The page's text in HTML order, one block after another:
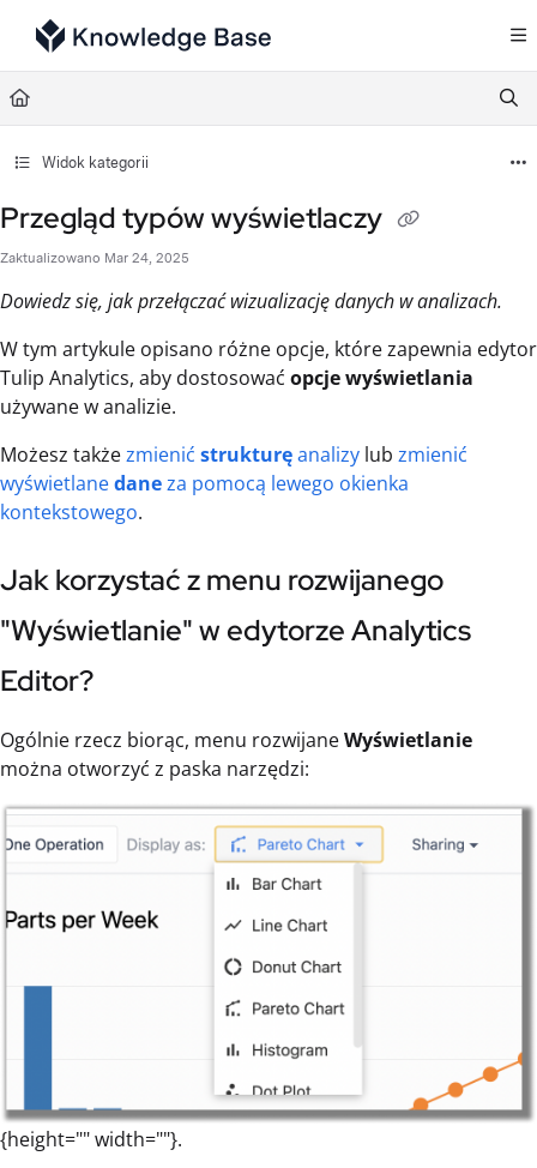
Documentation Index
Fetch the complete documentation index at:
Use this file to discover all available pages before exploring further.
Widok kategorii
Przegląd typów wyświetlaczy
Zaktualizowano Mar 24, 2025
Dowiedz się, jak przełączać wizualizację danych w analizach.
W tym artykule opisano różne opcje, które zapewnia edytor
Tulip Analytics, aby dostosować opcje wyświetlania
używane w analizie.
Możesz takżezmienić strukturęanalizy lub zmienić
wyświetlanedaneza pomocą lewego okienka
kontekstowego.
Jak korzystać z menu rozwijanego
"Wyświetlanie" w edytorze Analytics
Editor?
Ogólnie rzecz biorąc, menu rozwijaneWyświetlanie
można otworzyć z paska narzędzi:
{height="" width=""}.